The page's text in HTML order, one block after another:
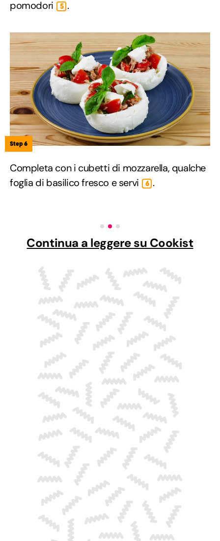
pomodori 5 .
Step 6
Completa con i cubetti di mozzarella, qualche
foglia di basilico fresco e servi
6 .
Continua a leggere su Cookist